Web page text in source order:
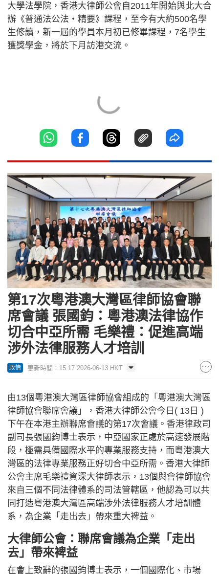
大學法學院，香港大律師公會自2011年開始與北大合
辦《普通法公法‧精要》課程，至今有大約500名學
生修讀，新一屆的學員本月初已修畢課程，7名學生
獲獎學金，將於下月訪港交流。
第17次粵港澳大灣區律師協會聯
席會議 張國鈞：粵港澳法律協作
切合中亞所需 毛樂禮：促進高端
涉外法律服務人才培訓
政情 更新時間：15:17 2026-06-13 HKT
由13個粵港澳大灣區律師協會組成的「粵港澳大灣區
律師協會聯席會議」，香港大律師公會今日( 13日 )
下午在本港主辦聯席會議的第17次會議。香港律政司
副司長張國鈞博士表示，中亞國家正處於高速發展階
段，極需具備國際水平的專業服務支持，而粵港澳大
灣區的法律專業服務正好切合中亞所需。香港大律師
公會主席毛樂禮資深大律師表示，13個與會律師協會
來自三個不同法律體系的司法管轄區，他認為可以共
同打造粵港澳大灣區高端涉外法律服務人才培訓體
系，為企業「走出去」帶來重大裨益。
大律師公會：聯席會議為企業「走出
去」帶來裨益
在會上致辭的張國鈞博士表示，一個國際化、市場